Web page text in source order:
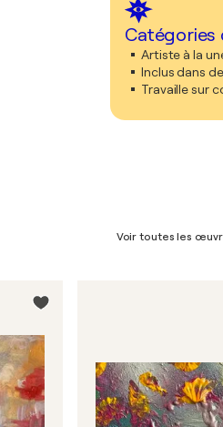
Catégories
Artiste à la
Inclus dans
Travaille sur
Voir toutes les